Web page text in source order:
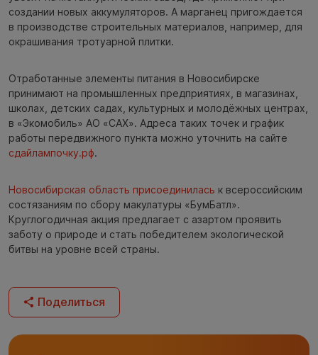
создании новых аккумуляторов. А марганец пригождается
в производстве строительных материалов, например, для
окрашивания тротуарной плитки.
Отработанные элементы питания в Новосибирске
принимают на промышленных предприятиях, в магазинах,
школах, детских садах, культурных и молодёжных центрах,
в «Экомобиль» АО «САХ». Адреса таких точек и график
работы передвижного пункта можно уточнить на сайте
сдайлампочку.рф.
Новосибирская область присоединилась к всероссийским
состязаниям по сбору макулатуры «БумБатл».
Круглогодичная акция предлагает с азартом проявить
заботу о природе и стать победителем экологической
битвы на уровне всей страны.
Поделиться